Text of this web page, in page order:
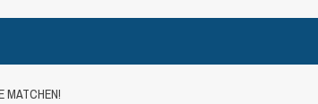
MATCHEN!